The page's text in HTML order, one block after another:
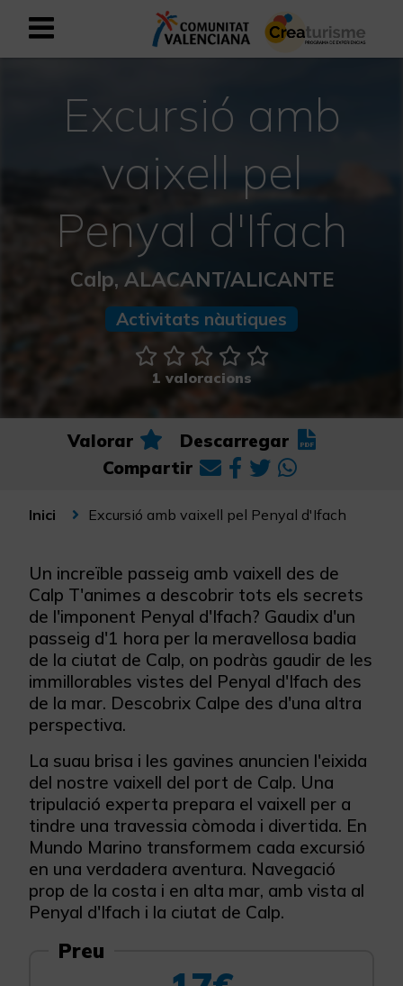
Registrar-se com a usuari
Registre empresarial
Valencià
Mediterrani Actiu i Esportiu
Mediterrani Cultural
Mediterrani Rural i Natural
Experiències a la tardor
Experiències Setmana Santa
Excursió amb
vaixell pel
Penyal d'Ifach
Calp, ALACANT/ALICANTE
Activitats nàutiques
1 valoracions
Valorar
Descarregar
Compartir
Inici Excursió amb vaixell pel Penyal d'Ifach
Un increïble passeig amb vaixell des de
Calp T'animes a descobrir tots els secrets
de l'imponent Penyal d'Ifach? Gaudix d'un
passeig d'1 hora per la meravellosa badia
de la ciutat de Calp, on podràs gaudir de les
immillorables vistes del Penyal d'Ifach des
de la mar. Descobrix Calpe des d'una altra
perspectiva.
La suau brisa i les gavines anuncien l'eixida
del nostre vaixell del port de Calp. Una
tripulació experta prepara el vaixell per a
tindre una travessia còmoda i divertida. En
Mundo Marino transformem cada excursió
en una verdadera aventura. Navegació
prop de la costa i en alta mar, amb vista al
Penyal d'Ifach i la ciutat de Calp.
Preu